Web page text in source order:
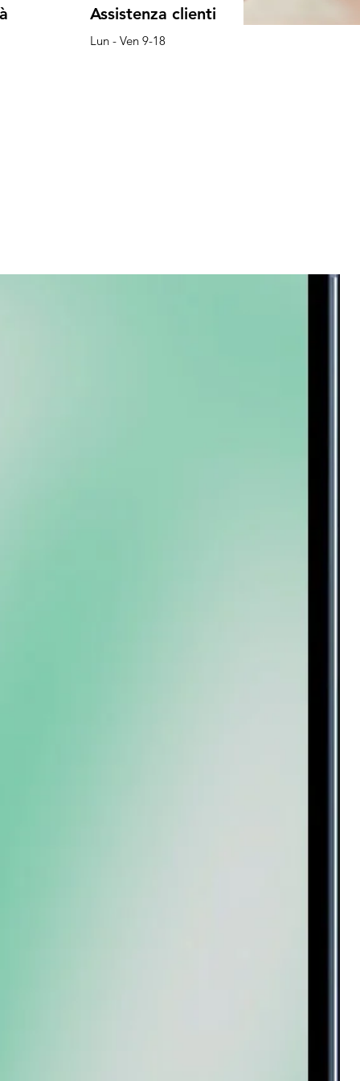
Assistenza clienti
Lun - Ven 9-18